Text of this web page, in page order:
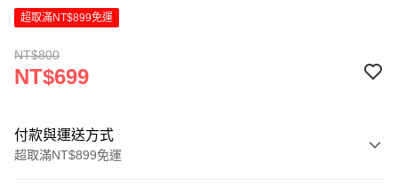
超取滿NT$899免運
NT$800
NT$699
付款與運送方式
超取滿NT$899免運